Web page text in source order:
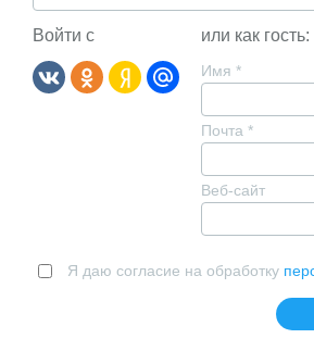
Войти с или как гость:
Имя *
Почта *
Веб-сайт
Я даю согласие на обработку